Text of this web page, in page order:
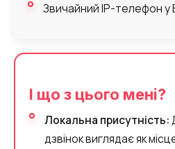
Звичайний IP-телефон у
І що з цього мені?
Локальна присутність:
дзвінок виглядає як